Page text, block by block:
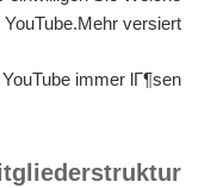
versiert
YouTube immer lГ¶sen